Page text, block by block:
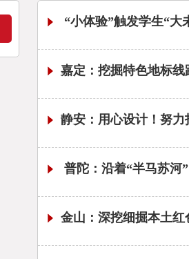
“小体验”触发学生“大
嘉定：挖掘特色地标
静安：用心设计！努
普陀：沿着“半马苏河
金山：深挖细掘本土